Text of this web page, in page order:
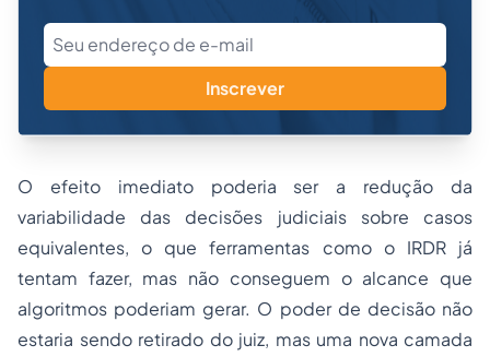
Inscrever
O efeito imediato poderia ser a redução da
variabilidade das decisões judiciais sobre casos
equivalentes, o que ferramentas como o IRDR já
tentam fazer, mas não conseguem o alcance que
algoritmos poderiam gerar. O poder de decisão não
estaria sendo retirado do juiz, mas uma nova camada